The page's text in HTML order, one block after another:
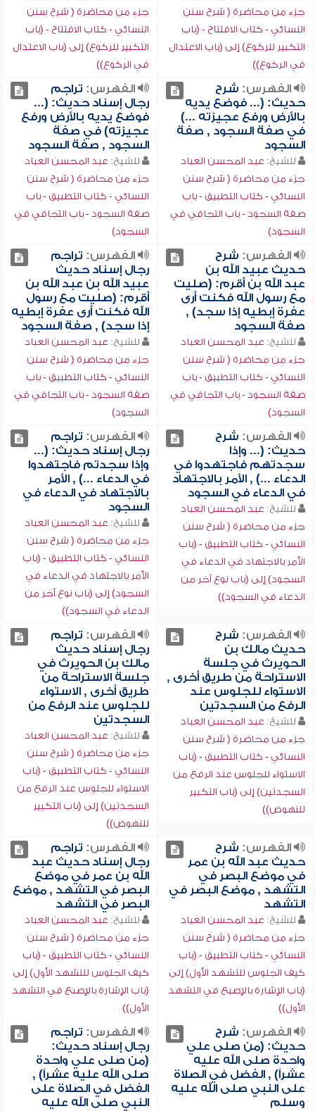
جزء من محاضرة ( شرح سنن
النسائي - كتاب الافتتاح - (باب
التكبير للركوع) إلى (باب الاعتدال
في الركوع))
جزء من محاضرة ( شرح سنن
النسائي - كتاب الافتتاح - (باب
التكبير للركوع) إلى (باب الاعتدال
في الركوع))
الفهرس: شرح
حديث: (... فوضع يديه
بالأرض ورفع عجيزته ...)
في صفة السجود , صفة
السجود
للشيخ: عبد المحسن العباد
جزء من محاضرة ( شرح سنن
النسائي - كتاب التطبيق - باب
صفة السجود - باب التجافي في
السجود)
الفهرس: تراجم
رجال إسناد حديث: (...
فوضع يديه بالأرض ورفع
عجيزته) في صفة
السجود , صفة السجود
للشيخ: عبد المحسن العباد
جزء من محاضرة ( شرح سنن
النسائي - كتاب التطبيق - باب
صفة السجود - باب التجافي في
السجود)
الفهرس: شرح
حديث عبيد الله بن
عبد الله بن أقرم: (صليت
مع رسول الله فكنت أرى
عفرة إبطيه إذا سجد) ,
صفة السجود
للشيخ: عبد المحسن العباد
جزء من محاضرة ( شرح سنن
النسائي - كتاب التطبيق - باب
صفة السجود - باب التجافي في
السجود)
الفهرس: تراجم
رجال إسناد حديث
عبيد الله بن عبد الله بن
أقرم: (صليت مع رسول
الله فكنت أرى عفرة إبطيه
إذا سجد) , صفة السجود
للشيخ: عبد المحسن العباد
جزء من محاضرة ( شرح سنن
النسائي - كتاب التطبيق - باب
صفة السجود - باب التجافي في
السجود)
الفهرس: شرح
حديث: (... وإذا
سجدتهم فاجتهدوا في
الدعاء ...) , الأمر بالاجتهاد
في الدعاء في السجود
للشيخ: عبد المحسن العباد
جزء من محاضرة ( شرح سنن
النسائي - كتاب التطبيق - (باب
الأمر بالاجتهاد في الدعاء في
السجود) إلى (باب نوع آخر من
الدعاء في السجود))
الفهرس: تراجم
رجال إسناد حديث: (...
وإذا سجدتم فاجتهدوا
في الدعاء ...) , الأمر
بالاجتهاد في الدعاء في
السجود
للشيخ: عبد المحسن العباد
جزء من محاضرة ( شرح سنن
النسائي - كتاب التطبيق - (باب
الأمر بالاجتهاد في الدعاء في
السجود) إلى (باب نوع آخر من
الدعاء في السجود))
الفهرس: شرح
حديث مالك بن
الحويرث في جلسة
الاستراحة من طريق أخرى ,
الاستواء للجلوس عند
الرفع من السجدتين
للشيخ: عبد المحسن العباد
جزء من محاضرة ( شرح سنن
النسائي - كتاب التطبيق - (باب
الاستواء للجلوس عند الرفع من
السجدتين) إلى (باب التكبير
للنهوض))
الفهرس: تراجم
رجال إسناد حديث
مالك بن الحويرث في
جلسة الاستراحة من
طريق أخرى , الاستواء
للجلوس عند الرفع من
السجدتين
للشيخ: عبد المحسن العباد
جزء من محاضرة ( شرح سنن
النسائي - كتاب التطبيق - (باب
الاستواء للجلوس عند الرفع من
السجدتين) إلى (باب التكبير
للنهوض))
الفهرس: شرح
حديث عبد الله بن عمر
في موضع البصر في
التشهد , موضع البصر في
التشهد
للشيخ: عبد المحسن العباد
جزء من محاضرة ( شرح سنن
النسائي - كتاب التطبيق - (باب
كيف الجلوس للتشهد الأول) إلى
(باب الإشارة بالإصبع في التشهد
الأول))
الفهرس: تراجم
رجال إسناد حديث عبد
الله بن عمر في موضع
البصر في التشهد , موضع
البصر في التشهد
للشيخ: عبد المحسن العباد
جزء من محاضرة ( شرح سنن
النسائي - كتاب التطبيق - (باب
كيف الجلوس للتشهد الأول) إلى
(باب الإشارة بالإصبع في التشهد
الأول))
الفهرس: شرح
حديث: (من صلى علي
واحدة صلى الله عليه
عشراً) , الفضل في الصلاة
على النبي صلى الله عليه
وسلم
الفهرس: تراجم
رجال إسناد حديث:
(من صلى علي واحدة
صلى الله عليه عشراً) ,
الفضل في الصلاة على
النبي صلى الله عليه